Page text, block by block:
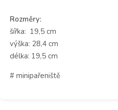
Rozměry:
šířka: 19,5 cm
výška: 28,4 cm
délka: 19,5 cm
# minipařeniště